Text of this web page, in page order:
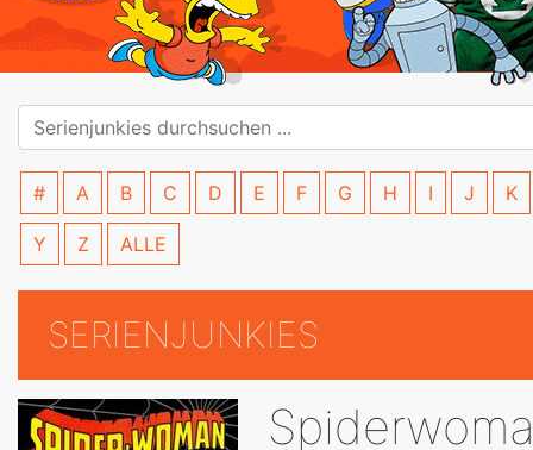
# A B C D E F G H I J K
Y Z ALLE
SERIENJUNKIES